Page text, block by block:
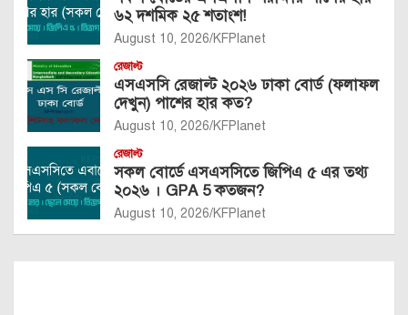
৬২ দশমিক ২৫ শতাংশ!
August 10, 2026 KFPlanet
রেজাল্ট
এসএসসি রেজাল্ট ২০২৬ ঢাকা বোর্ড (ফলাফল
দেখুন) পাশের হার কত?
August 10, 2026 KFPlanet
রেজাল্ট
সকল বোর্ডে এসএসসিতে জিপিএ ৫ এর তথ্য
২০২৬ । GPA 5 কতজন?
August 10, 2026 KFPlanet